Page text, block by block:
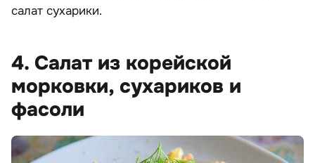
салат сухарики.
4. Салат из корейской
морковки, сухариков и
фасоли